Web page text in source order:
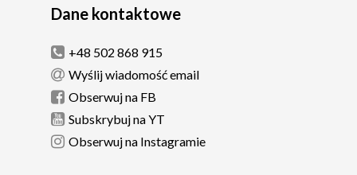
Dane kontaktowe
+48 502 868 915
Wyślij wiadomość email
Obserwuj na FB
Subskrybuj na YT
Obserwuj na Instagramie